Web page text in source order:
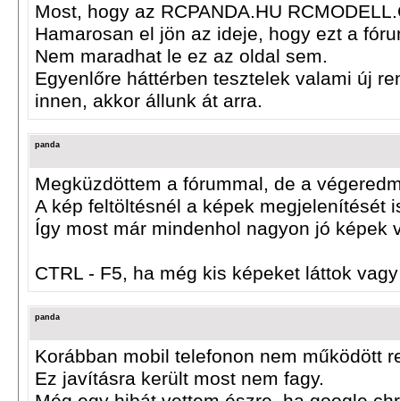
Most, hogy az RCPANDA.HU
Hamarosan el jön az ideje, hogy ezt a
Nem maradhat le ez az oldal sem.
Egyenlőre háttérben tesztelek valami új
innen, akkor állunk át arra.
panda
Megküzdöttem a fórummal, de a
A kép feltöltésnél a képek megjelenítését
Így most már mindenhol nagyon jó
CTRL - F5, ha még kis képeket láttok
panda
Korábban mobil telefonon nem működött
Ez javításra került most nem fagy.